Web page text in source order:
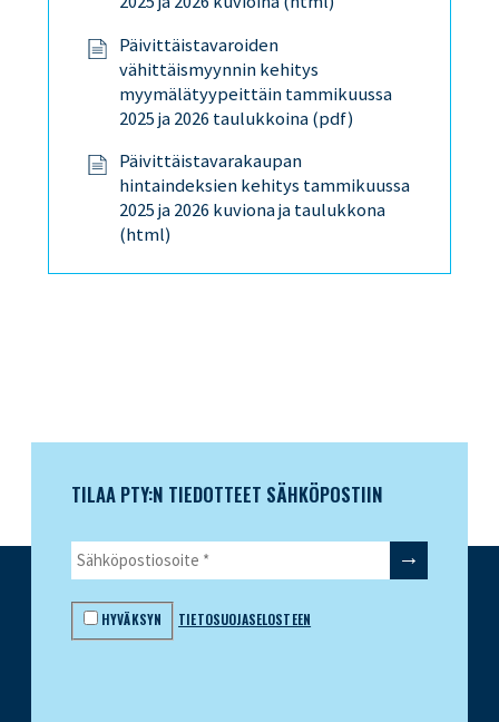
Päivittäistavaroiden
vähittäismyynnin kehitys
myymälätyypeittäin tammikuussa
2025 ja 2026 taulukkoina (pdf)
Päivittäistavarakaupan
hintaindeksien kehitys tammikuussa
2025 ja 2026 kuviona ja taulukkona
(html)
TILAA PTY:N TIEDOTTEET SÄHKÖPOSTIIN
HYVÄKSYN TIETOSUOJASELOSTEEN